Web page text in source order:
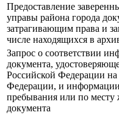
Предоставление
управы района города
затрагивающим права и
числе находящихся в
Запрос о соответствии
документа,
Российской Федерации
Федерации, и информации
пребывания или по месту
документа